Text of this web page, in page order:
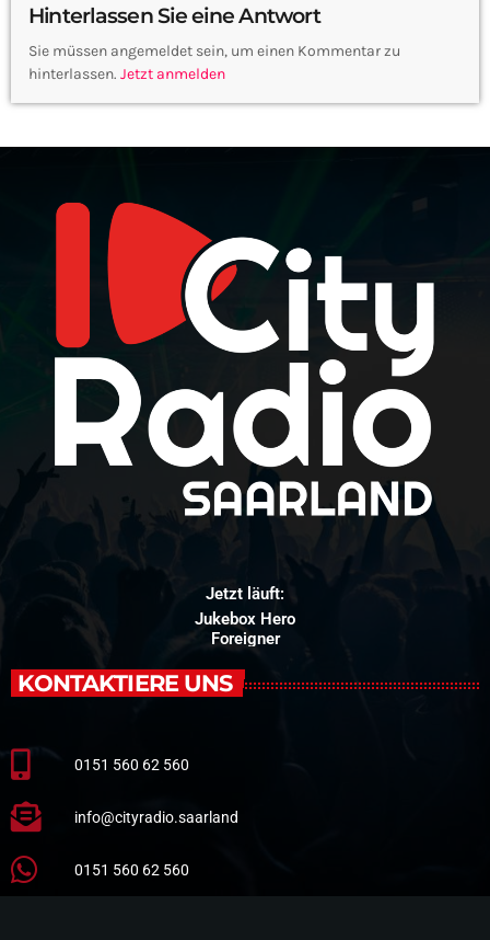
Hinterlassen Sie eine Antwort
Sie müssen angemeldet sein, um einen Kommentar zu
hinterlassen. Jetzt anmelden
Jetzt läuft:
Jukebox Hero
Foreigner
KONTAKTIERE UNS
0151 560 62 560
info@cityradio.saarland
0151 560 62 560